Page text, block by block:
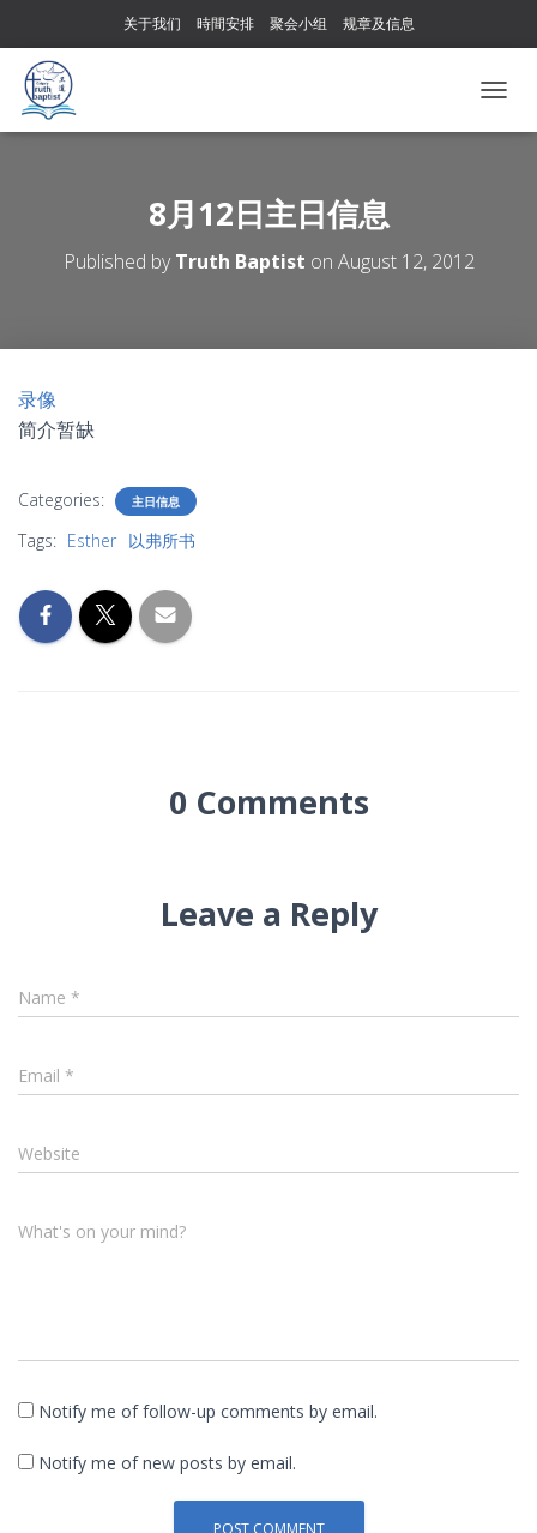
关于我们 時間安排 聚会小组 规章及信息
O
8月12日主日信息
Published byTruth Baptist on August 12, 2012
录像
简介暂缺
Categories: 主日信息
Tags: Esther 以弗所书
0 Comments
Leave a Reply
Name *
Email *
Website
What's on your mind?
Notify me of follow-up comments by email.
Notify me of new posts by email.